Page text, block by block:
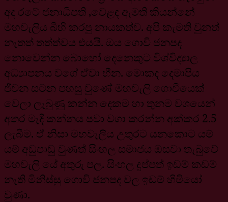
අද රටේ ජනාධිපති ,වෙළඳ ඇමති කියන්නේ
මහවැලිය බිහි කරපු නායකත්ව. අපි කැමති වුනත්
නැතත් තත්ත්වය එයයි. ඔය ගොවි ජනපද
නොවෙන්න බොහෝ දෙනෙකුට විශ්විද්‍යාල
අධ්‍යාපනය වගේ ඒවා හීන. මොකද දෙමාපිය
ජීවන සටන පහසු වුණේ මහවැලි ගොවියෙක්
වෙලා ලැබුණු කන්න දෙකම හා තුනම වශයෙන්
අතර මැදි කන්නය පවා වගා කරන්න අක්කර 2.5
ලැබීම. ඒ නිසා මහවැලිය උතුරට යනකොට යම්
යම් අඩුපාඩු වුණත් සිංහල සමාජය ඔසවා තැබුවේ
මහවැලි යේ අතුරු පල. සිංහල දුප්පත් ඉඩම් කඩම්
නැති මිනිස්සු ගොවි ජනපද වල ඉඩම් හිමියෝ
වුණා.